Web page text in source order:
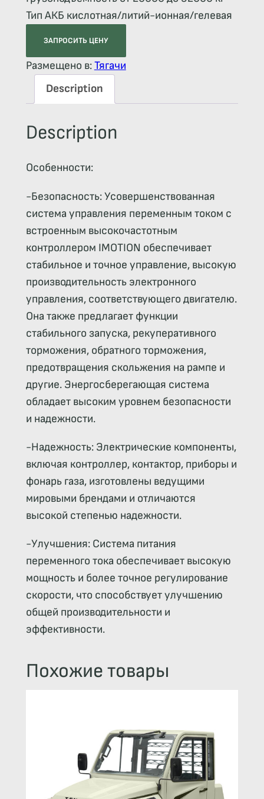
Тип АКБ кислотная/литий-ионная/гелевая
ЗАПРОСИТЬ ЦЕНУ
Размещено в:Тягачи
Description
Description
Особенности:
-Безопасность: Усовершенствованная
система управления переменным током с
встроенным высокочастотным
контроллером IMOTION обеспечивает
стабильное и точное управление, высокую
производительность электронного
управления, соответствующего двигателю.
Она также предлагает функции
стабильного запуска, рекуперативного
торможения, обратного торможения,
предотвращения скольжения на рампе и
другие. Энергосберегающая система
обладает высоким уровнем безопасности
и надежности.
-Надежность: Электрические компоненты,
включая контроллер, контактор, приборы и
фонарь газа, изготовлены ведущими
мировыми брендами и отличаются
высокой степенью надежности.
-Улучшения: Система питания
переменного тока обеспечивает высокую
мощность и более точное регулирование
скорости, что способствует улучшению
общей производительности и
эффективности.
Похожие товары